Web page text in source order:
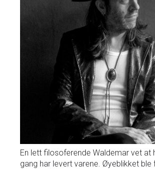
En lett filosoferende Waldemar vet at
gang har levert varene. Øyeblikket ble